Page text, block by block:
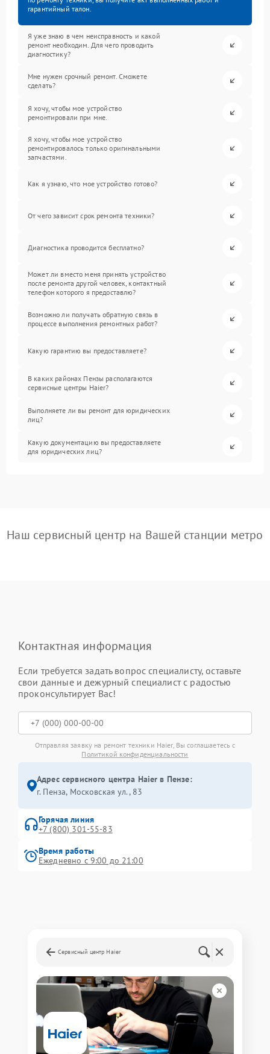
гарантийный талон.
Я уже знаю в чем неисправность и какой
ремонт необходим. Для чего проводить
диагностику?
Мне нужен срочный ремонт. Сможете
сделать?
Я хочу, чтобы мое устройство
ремонтировали при мне.
Я хочу, чтобы мое устройство
ремонтировалось только оригинальными
запчастями.
Как я узнаю, что мое устройство готово?
От чего зависит срок ремонта техники?
Диагностика проводится бесплатно?
Может ли вместо меня принять устройство
после ремонта другой человек, контактный
телефон которого я предоставлю?
Возможно ли получать обратную связь в
процессе выполнения ремонтных работ?
Какую гарантию вы предоставляете?
В каких районах Пензы располагаются
сервисные центры Haier?
Выполняете ли вы ремонт для юридических
лиц?
Какую документацию вы предоставляете
для юридических лиц?
Наш сервисный центр на Вашей станции метро
Контактная информация
Если требуется задать вопрос специалисту, оставьте
свои данные и дежурный специалист с радостью
проконсультирует Вас!
Отправляя заявку на ремонт техники Haier, Вы соглашаетесь с
Политикой конфиденциальности
Адрес сервисного центра Haier в Пензе:
г. Пенза, Московская ул., 83
Горячая линия
+7 (800) 301-55-83
Время работы
Ежедневно с 9:00 до 21:00
Сервисный центр Haier